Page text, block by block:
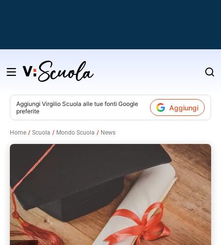
Salta
contenuto
Aggiungi Virgilio Scuola alle tue fonti Google
preferite
Aggiungi
Home Scuola Mondo Scuola News